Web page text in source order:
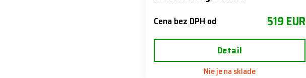
Cena bez DPH od 519 EUR
Detail
Nie je na sklade